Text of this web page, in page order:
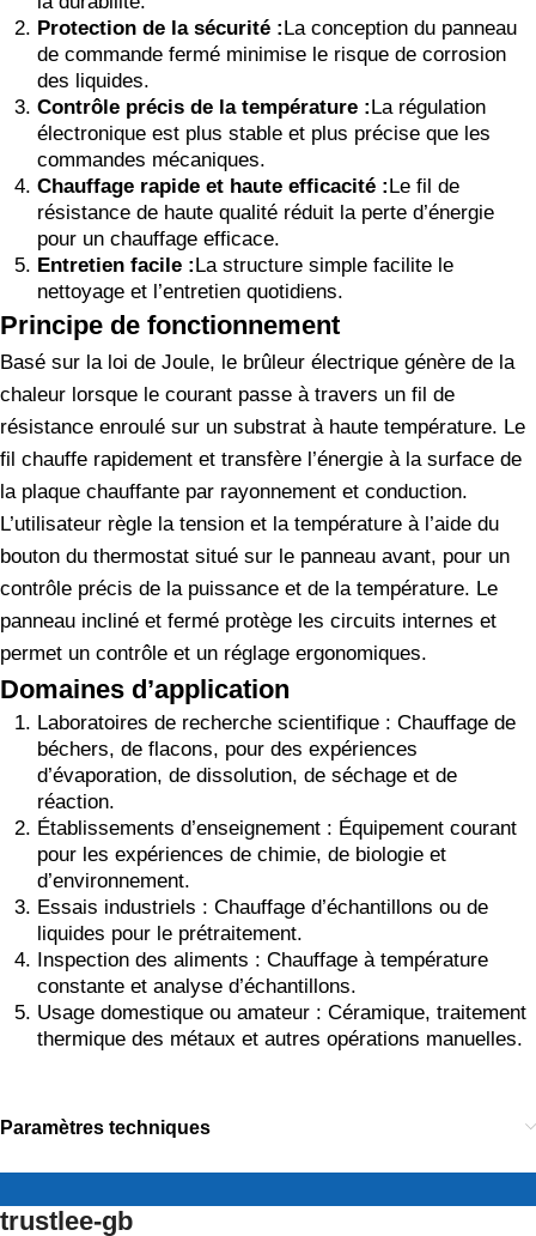
Protection de la sécurité : La conception du panneau
de commande fermé minimise le risque de corrosion
des liquides.
Contrôle précis de la température : La régulation
électronique est plus stable et plus précise que les
commandes mécaniques.
Chauffage rapide et haute efficacité : Le fil de
résistance de haute qualité réduit la perte d’énergie
pour un chauffage efficace.
Entretien facile : La structure simple facilite le
nettoyage et l’entretien quotidiens.
Principe de fonctionnement
Basé sur la loi de Joule, le brûleur électrique génère de la
chaleur lorsque le courant passe à travers un fil de
résistance enroulé sur un substrat à haute température. Le
fil chauffe rapidement et transfère l’énergie à la surface de
la plaque chauffante par rayonnement et conduction.
L’utilisateur règle la tension et la température à l’aide du
bouton du thermostat situé sur le panneau avant, pour un
contrôle précis de la puissance et de la température. Le
panneau incliné et fermé protège les circuits internes et
permet un contrôle et un réglage ergonomiques.
Domaines d’application
Laboratoires de recherche scientifique : Chauffage de
béchers, de flacons, pour des expériences
d’évaporation, de dissolution, de séchage et de
réaction.
Établissements d’enseignement : Équipement courant
pour les expériences de chimie, de biologie et
d’environnement.
Essais industriels : Chauffage d’échantillons ou de
liquides pour le prétraitement.
Inspection des aliments : Chauffage à température
constante et analyse d’échantillons.
Usage domestique ou amateur : Céramique, traitement
thermique des métaux et autres opérations manuelles.
Paramètres techniques
trustlee-gb